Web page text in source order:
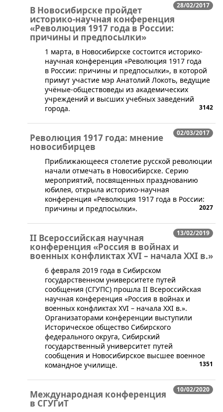
28/02/2017
В Новосибирске пройдет
историко-научная конференция
«Революция 1917 года в России:
причины и предпосылки»
​1 марта, в Новосибирске состоится историко-
научная конференция «Революция 1917 года
в России: причины и предпосылки», в которой
примут участие мэр Анатолий Локоть, ведущие
учёные-обществоведы из академических
учреждений и высших учебных заведений
города.
3142
02/03/2017
Революция 1917 года: мнение
новосибирцев
Приближающееся столетие русской революции
начали отмечать в Новосибирске. Серию
мероприятий, посвященных празднованию
юбилея, открыла историко-научная
конференция «Революция 1917 года в России:
причины и предпосылки».
2027
13/02/2019
II Всероссийская научная
конференция «Россия в войнах и
военных конфликтах XVI – начала XXI в.»
​6 февраля 2019 года в Сибирском
государственном университете путей
сообщения (СГУПС) прошла II Всероссийская
научная конференция «Россия в войнах и
военных конфликтах XVI – начала XXI в.».
Организаторами конференции выступили
Историческое общество Сибирского
федерального округа, Сибирский
государственный университет путей
сообщения и Новосибирское высшее военное
командное училище.
1351
10/02/2020
Международная конференция
в СГУГиТ